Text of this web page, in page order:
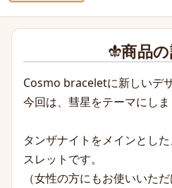
商品
Cosmo braceletに新しいデ
今回は、彗星をテーマにしま
タンザナイトをメインとし
スレットです。
（女性の方にもお使いいた